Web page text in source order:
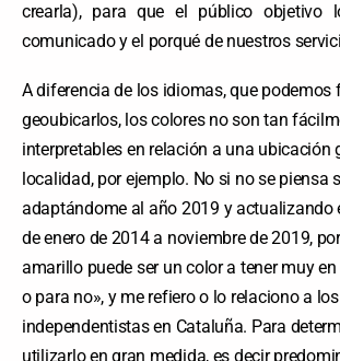
crearla), para que el público objetivo
comunicado y el porqué de nuestros
A diferencia de los idiomas, que podemos
geoubicarlos, los colores no son tan
interpretables en relación a una ubicación
localidad, por ejemplo. No si no se piensa
adaptándome al año 2019 y actualizando
de enero de 2014 a noviembre de 2019,
amarillo puede ser un color a tener muy
o para no», y me refiero o lo relaciono a
independentistas en Cataluña. Para
utilizarlo en gran medida, es decir